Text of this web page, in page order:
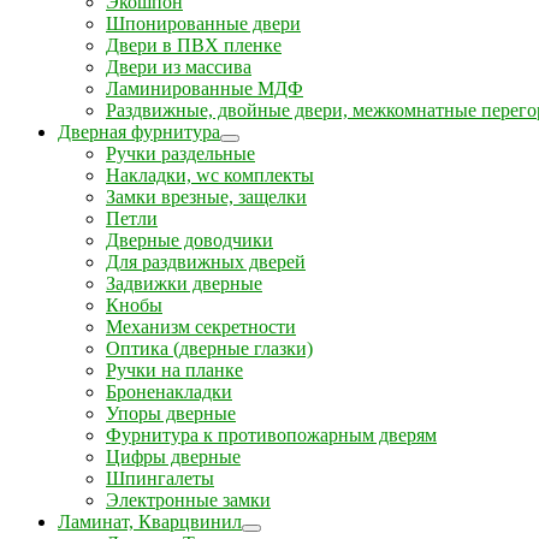
Шпонированные двери
Двери в ПВХ пленке
Двери из массива
Ламинированные МДФ
Раздвижные, двойные двери, межкомнатные
Дверная фурнитура
Ручки раздельные
Накладки, wc комплекты
Замки врезные, защелки
Петли
Дверные доводчики
Для раздвижных дверей
Задвижки дверные
Кнобы
Механизм секретности
Оптика (дверные глазки)
Ручки на планке
Броненакладки
Упоры дверные
Фурнитура к противопожарным дверям
Цифры дверные
Шпингалеты
Электронные замки
Ламинат, Кварцвинил